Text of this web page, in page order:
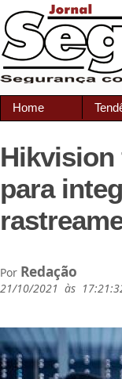
Home
Hikvision
para
Por Redação
21/10/2021 às